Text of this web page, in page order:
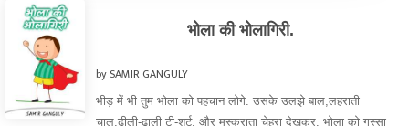
भोला की भोलागिरी.
by SAMIR GANGULY
भीड़ में भी तुम भोला को पहचान लोगे. उसके उलझे बाल,लहराती
चाल,ढीली-ढाली टी-शर्ट, और मुस्कराता चेहरा देखकर. भोला को गुस्सा